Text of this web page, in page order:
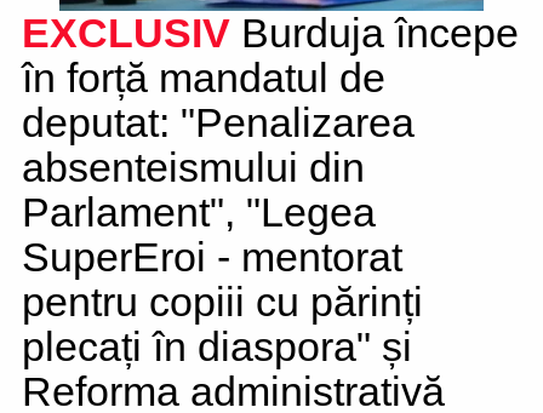
EXCLUSIV Burduja începe
în forță mandatul de
deputat: "Penalizarea
absenteismului din
Parlament", "Legea
SuperEroi - mentorat
pentru copiii cu părinți
plecați în diaspora" și
Reforma administrativă